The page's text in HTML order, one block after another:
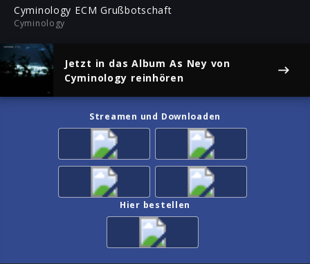
Cyminology ECM Grußbotschaft
Cyminology
Jetzt in das Album As Ney von
Cyminology reinhören
Streamen und Downloaden
Hier bestellen